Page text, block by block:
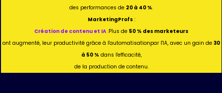
des performances de 20 à 40 %.
MarketingProfs:
Création de contenu et IA :Plus de 50 % des marketeurs
ont augmenté, leur productivité grâce à l'automatisationpar l'IA, avec un gain de 30
à 50 % dans l'efficacité,
de la production de contenu.